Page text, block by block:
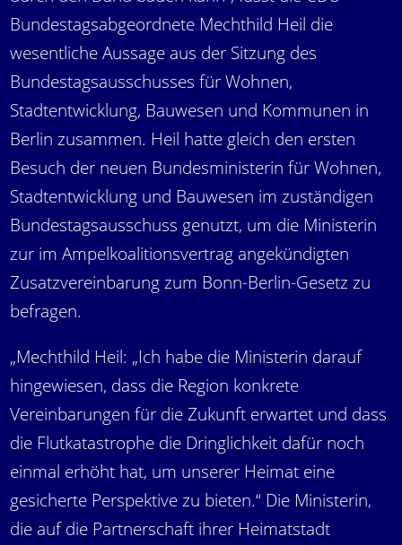
Bundestagsabgeordnete Mechthild Heil die
wesentliche Aussage aus der Sitzung des
Bundestagsausschusses für Wohnen,
Stadtentwicklung, Bauwesen und Kommunen in
Berlin zusammen. Heil hatte gleich den ersten
Besuch der neuen Bundesministerin für Wohnen,
Stadtentwicklung und Bauwesen im zuständigen
Bundestagsausschuss genutzt, um die Ministerin
zur im Ampelkoalitionsvertrag angekündigten
Zusatzvereinbarung zum Bonn-Berlin-Gesetz zu
befragen.
„Mechthild Heil: „Ich habe die Ministerin darauf
hingewiesen, dass die Region konkrete
Vereinbarungen für die Zukunft erwartet und dass
die Flutkatastrophe die Dringlichkeit dafür noch
einmal erhöht hat, um unserer Heimat eine
gesicherte Perspektive zu bieten.“ Die Ministerin,
die auf die Partnerschaft ihrer Heimatstadt